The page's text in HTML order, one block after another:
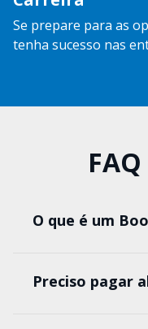
Se prepare para as
tenha sucesso nas
O que é um
Preciso pagar